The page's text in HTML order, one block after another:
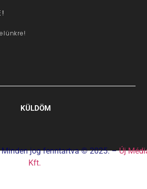
KÜLDÖM
Minden jog fenntartva © 2025. –Új
Kft.